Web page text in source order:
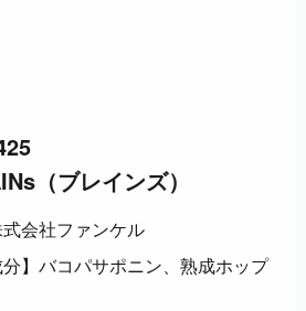
（ブレインズ）
式会社ファンケル
分】バコパサポニン、熟成ホップ